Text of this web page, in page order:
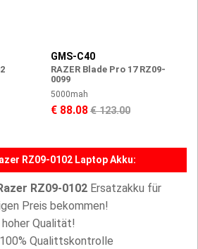
GMS-C40
RAZER Blade Pro 17 RZ09-
0099
5000mah
€ 88.08€ 123.00
RZ09-0102 Laptop Akku:
RZ09-0102 Ersatzakku für
Preis bekommen!
Qualität!
Qualittskontrolle